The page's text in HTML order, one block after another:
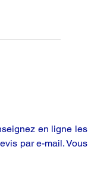
en ligne les
par e-mail. Vous